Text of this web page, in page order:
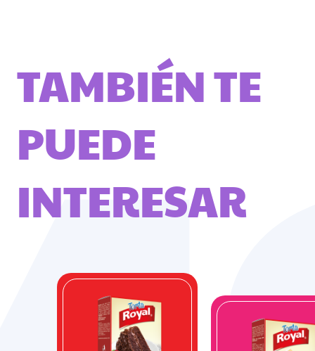
TAMBIÉN TE
PUEDE
INTERESAR